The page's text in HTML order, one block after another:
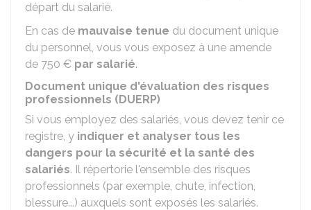
départ du salarié.
En cas de mauvaise tenue du document unique
du personnel, vous vous exposez à une amende
de 750 € par salarié.
Document unique d'évaluation des risques
professionnels (DUERP)
Si vous employez des salariés, vous devez tenir ce
registre, y indiquer et analyser tous les
dangers pour la sécurité et la santé des
salariés. Il répertorie l'ensemble des risques
professionnels (par exemple, chute, infection,
blessure...) auxquels sont exposés les salariés.